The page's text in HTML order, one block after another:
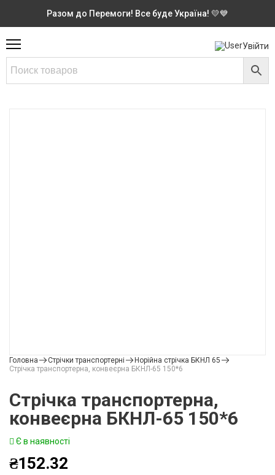
Разом до Перемоги! Все буде Україна! 💛💙
Увійти
Головна Стрічки транспортерні
Норійна стрічка БКНЛ 65
Стрічка транспортерна, конвеєрна БКНЛ-65 150*6
Стрічка транспортерна,
конвеєрна БКНЛ-65 150*6
Є в наявності
₴152.32